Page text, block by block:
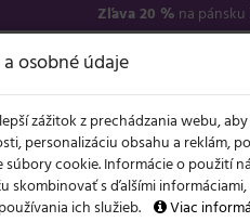
Zľava 20 % na
NOVO LETO A VLASY
osobné údaje
zážitok z prechádzania webu,
personalizáciu obsahu a reklám,
súbory cookie. Informácie o použití
skombinovať s ďalšími
ich služieb.
Viac